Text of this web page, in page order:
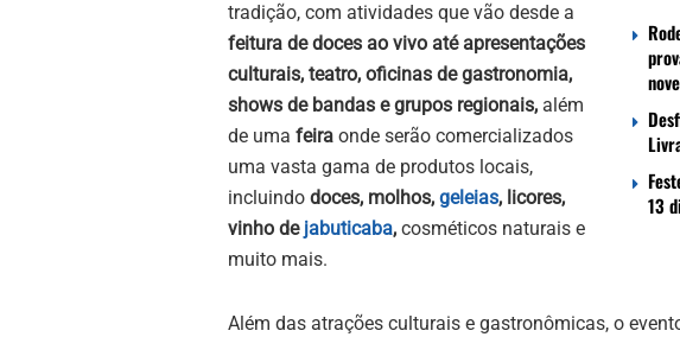
13
tradição, com atividades que vão desde a
feitura de doces ao vivo até apresentações
culturais, teatro, oficinas de gastronomia,
shows de bandas e grupos regionais, além
de uma feira onde serão comercializados
uma vasta gama de produtos locais,
incluindo doces, molhos, geleias, licores,
vinho de jabuticaba, cosméticos naturais e
muito mais.
Além das atrações culturais e gastronômicas, o